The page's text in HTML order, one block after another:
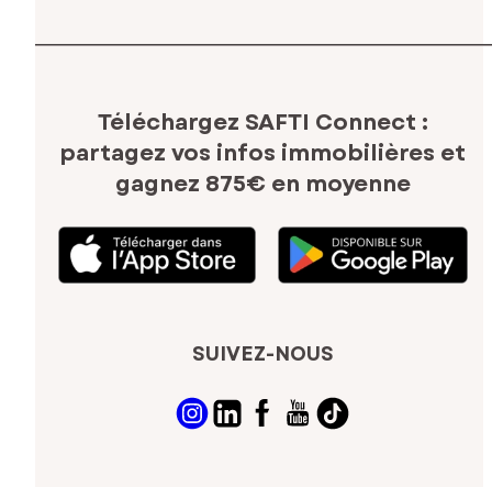
Téléchargez SAFTI Connect :
partagez vos infos immobilières et
gagnez 875€ en moyenne
SUIVEZ-NOUS